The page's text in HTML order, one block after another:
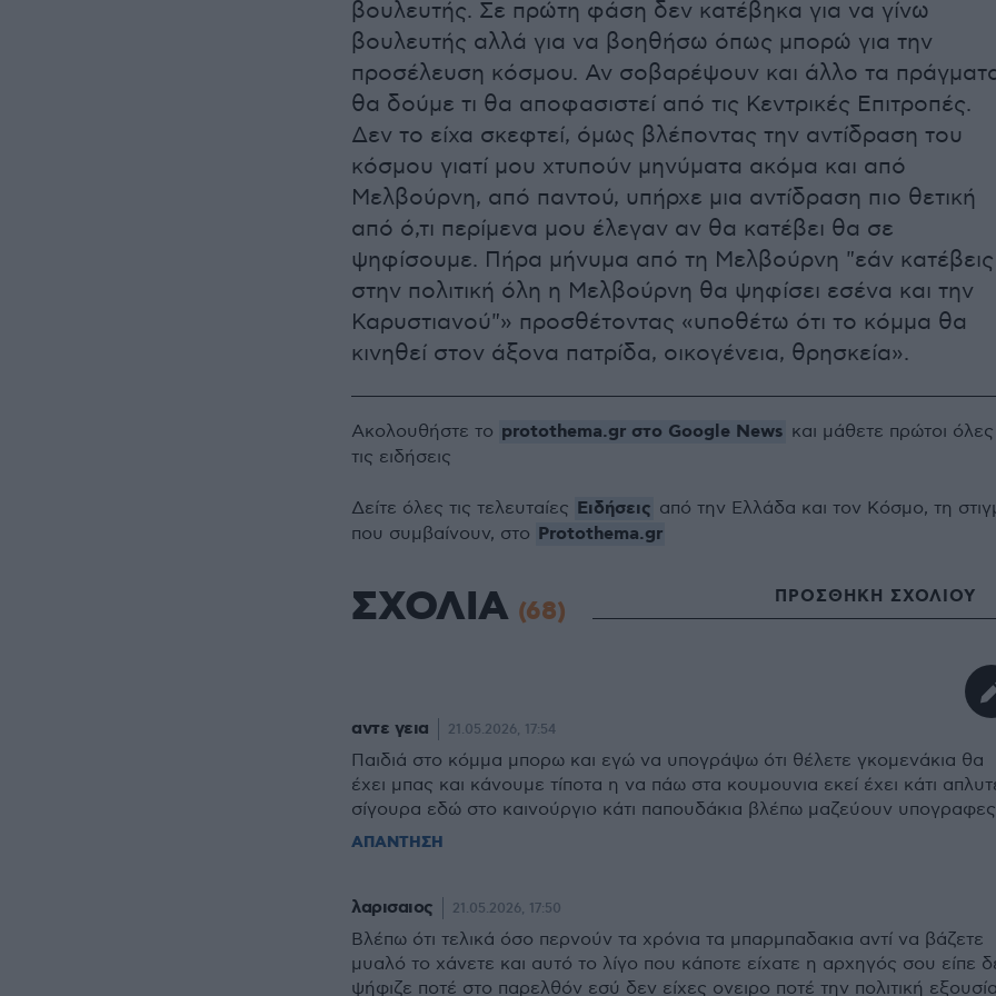
βουλευτής. Σε πρώτη φάση δεν κατέβηκα για να γίνω
βουλευτής αλλά για να βοηθήσω όπως μπορώ για την
προσέλευση κόσμου. Αν σοβαρέψουν και άλλο τα
θα δούμε τι θα αποφασιστεί από τις Κεντρικές Επιτροπές.
Δεν το είχα σκεφτεί, όμως βλέποντας την αντίδραση του
κόσμου γιατί μου χτυπούν μηνύματα ακόμα και από
Μελβούρνη, από παντού, υπήρχε μια αντίδραση πιο θετική
από ό,τι περίμενα μου έλεγαν αν θα κατέβει θα σε
ψηφίσουμε. Πήρα μήνυμα από τη Μελβούρνη "εάν κατέβεις
στην πολιτική όλη η Μελβούρνη θα ψηφίσει εσένα και την
Καρυστιανού"» προσθέτοντας «υποθέτω ότι το κόμμα θα
κινηθεί στον άξονα πατρίδα, οικογένεια, θρησκεία».
Ακολουθήστε το protothema.gr στο Google News και μάθετε πρώτοι όλες
τις ειδήσεις
Δείτε όλες τις τελευταίες Ειδήσεις από την Ελλάδα και τον Κόσμο, τη
που συμβαίνουν, στο Protothema.gr
ΣΧΟΛΙΑ (68) ΠΡΟΣΘΗΚΗ ΣΧΟΛΙΟΥ
αντε γεια 21.05.2026, 17:54
Παιδιά στο κόμμα μπορω και εγώ να υπογράψω ότι θέλετε γκομενάκια θα
έχει μπας και κάνουμε τίποτα η να πάω στα κουμουνια εκεί έχει κάτι
σίγουρα εδώ στο καινούργιο κάτι παπουδάκια βλέπω μαζεύουν υπογραφες
ΑΠΑΝΤΗΣΗ
λαρισαιος 21.05.2026, 17:50
Βλέπω ότι τελικά όσο περνούν τα χρόνια τα μπαρμπαδακια αντί να βάζετε
μυαλό το χάνετε και αυτό το λίγο που κάποτε είχατε η αρχηγός σου είπε
ψήφιζε ποτέ στο παρελθόν εσύ δεν είχες ονειρο ποτέ την πολιτική